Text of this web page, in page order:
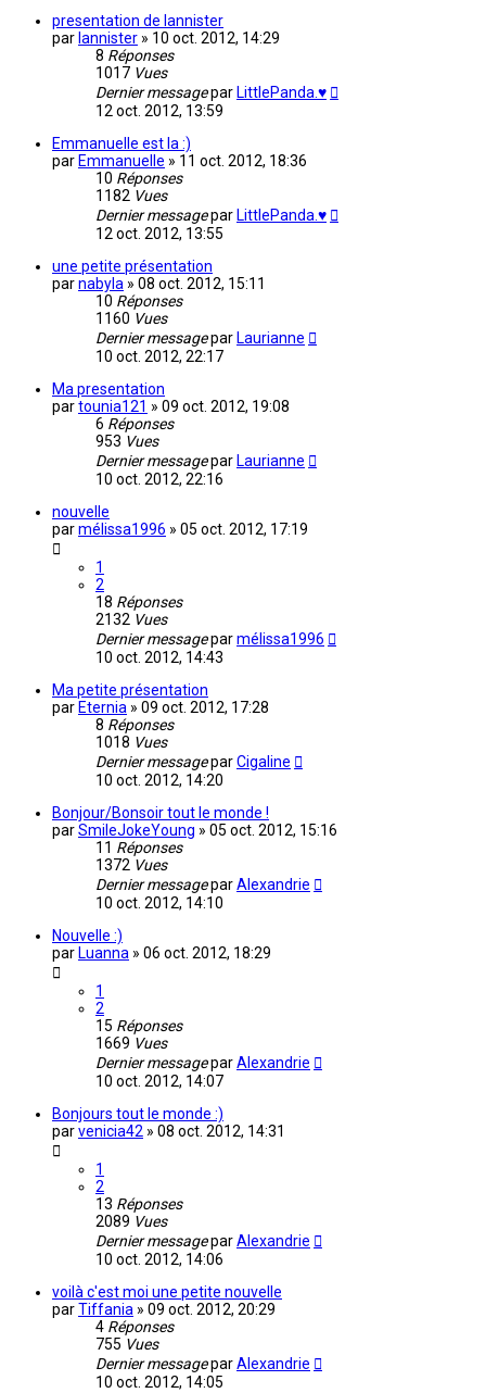
presentation de lannister
par lannister » 10 oct. 2012, 14:29
8 Réponses
1017 Vues
Dernier messagepar LittlePanda.♥
12 oct. 2012, 13:59
Emmanuelle est la :)
par Emmanuelle » 11 oct. 2012, 18:36
10 Réponses
1182 Vues
Dernier messagepar LittlePanda.♥
12 oct. 2012, 13:55
une petite présentation
parnabyla » 08 oct. 2012, 15:11
10 Réponses
1160 Vues
Dernier messagepar Laurianne
10 oct. 2012, 22:17
Ma presentation
partounia121 » 09 oct. 2012, 19:08
6 Réponses
953 Vues
Dernier messagepar Laurianne
10 oct. 2012, 22:16
nouvelle
parmélissa1996 » 05 oct. 2012, 17:19
1
2
18 Réponses
2132 Vues
Dernier messageparmélissa1996
10 oct. 2012, 14:43
Ma petite présentation
par Eternia » 09 oct. 2012, 17:28
8 Réponses
1018 Vues
Dernier messageparCigaline
10 oct. 2012, 14:20
Bonjour/Bonsoir tout le monde !
parSmileJokeYoung » 05 oct. 2012, 15:16
11 Réponses
1372 Vues
Dernier messageparAlexandrie
10 oct. 2012, 14:10
Nouvelle :)
par Luanna » 06 oct. 2012, 18:29
1
2
15 Réponses
1669 Vues
Dernier messageparAlexandrie
10 oct. 2012, 14:07
Bonjours tout le monde :)
parvenicia42 » 08 oct. 2012, 14:31
1
2
13 Réponses
2089 Vues
Dernier messageparAlexandrie
10 oct. 2012, 14:06
voilà c'est moi une petite nouvelle
parTiffania » 09 oct. 2012, 20:29
4 Réponses
755 Vues
Dernier messageparAlexandrie
10 oct. 2012, 14:05